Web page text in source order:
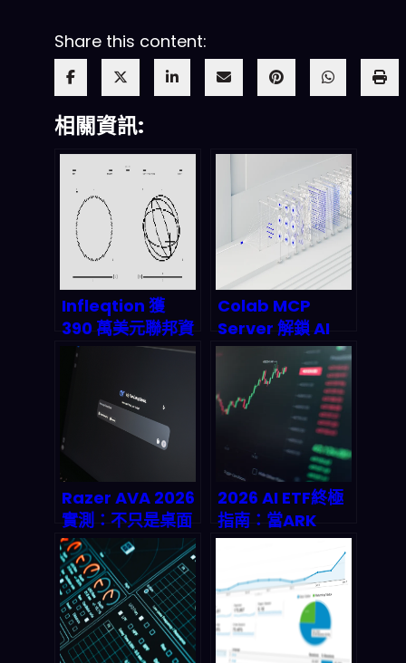
Share this content:
相關資訊:
Infleqtion 獲
390 萬美元聯邦資
助：中性原子量子
計算的商業化破局
Colab MCP
Server 解鎖 AI
Agent 算力閘門:
免費 GPU 讓智慧
代理自行運作
Razer AVA 2026
實測：不只是桌面
助手，更是你的 AI
代理執行部隊
2026 AI ETF終極
指南：當ARK
Innovation遇上
Global X AIQ，
投資人用n8n打造
自動化收益的隱藏
攻略